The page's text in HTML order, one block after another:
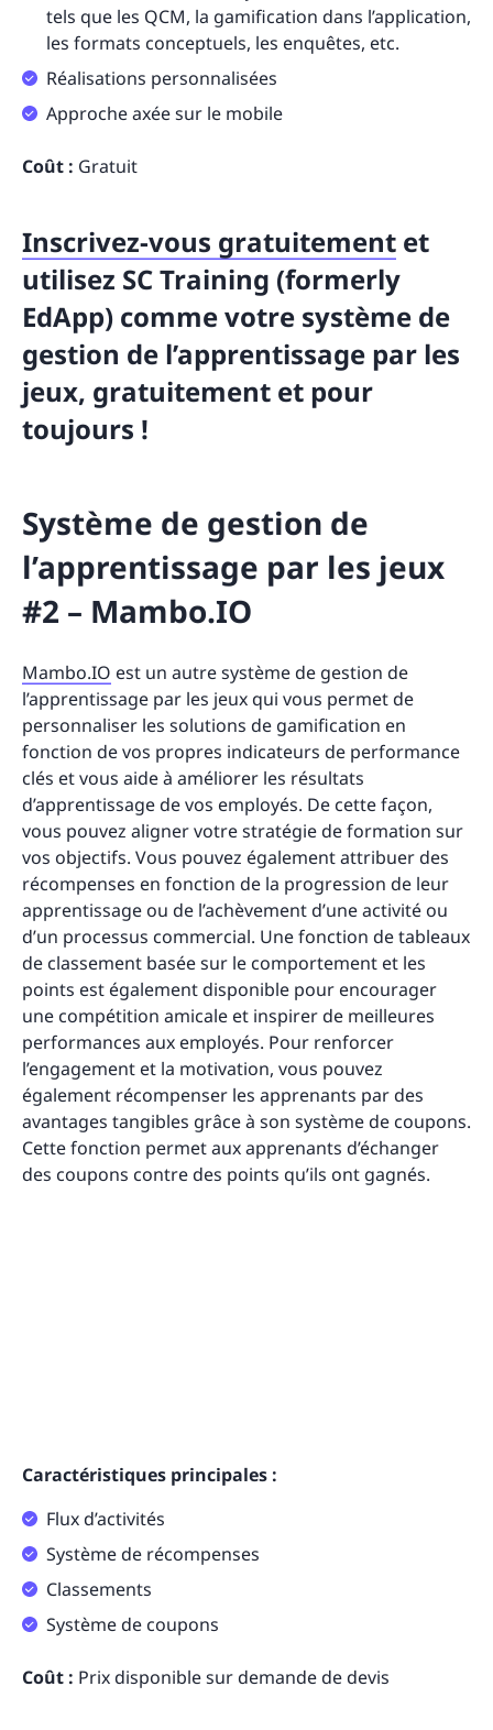
tels que les QCM, la gamification dans l’application,
les formats conceptuels, les enquêtes, etc.
Réalisations personnalisées
Approche axée sur le mobile
Coût : Gratuit
Inscrivez-vous gratuitement et
utilisez SC Training (formerly
EdApp) comme votre système de
gestion de l’apprentissage par les
jeux, gratuitement et pour
toujours !
Système de gestion de
l’apprentissage par les jeux
#2 – Mambo.IO
Mambo.IO est un autre système de gestion de
l’apprentissage par les jeux qui vous permet de
personnaliser les solutions de gamification en
fonction de vos propres indicateurs de performance
clés et vous aide à améliorer les résultats
d’apprentissage de vos employés. De cette façon,
vous pouvez aligner votre stratégie de formation sur
vos objectifs. Vous pouvez également attribuer des
récompenses en fonction de la progression de leur
apprentissage ou de l’achèvement d’une activité ou
d’un processus commercial. Une fonction de tableaux
de classement basée sur le comportement et les
points est également disponible pour encourager
une compétition amicale et inspirer de meilleures
performances aux employés. Pour renforcer
l’engagement et la motivation, vous pouvez
également récompenser les apprenants par des
avantages tangibles grâce à son système de coupons.
Cette fonction permet aux apprenants d’échanger
des coupons contre des points qu’ils ont gagnés.
Caractéristiques principales :
Flux d’activités
Système de récompenses
Classements
Système de coupons
Coût : Prix disponible sur demande de devis